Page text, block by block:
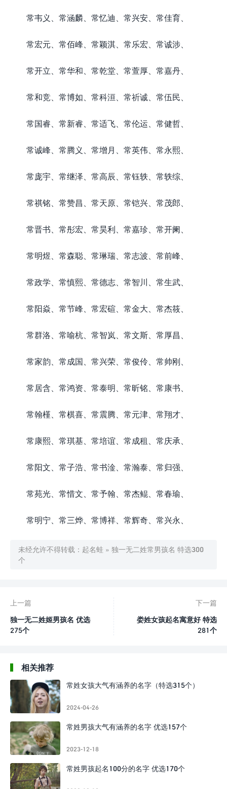
常韦义、常涵麟、常忆迪、常兴安、常佳育、
常宏元、常佰峰、常颖淇、常乐宏、常诚涉、
常开立、常华和、常乾堂、常萱厚、常嘉丹、
常和竞、常博如、常科洹、常祈诚、常伍民、
常国睿、常新睿、常适飞、常伦运、常健哲、
常诚峰、常腾义、常增月、常英伟、常永熙、
常庞宇、常继泽、常高辰、常钰轶、常轶综、
常祺铭、常赞昌、常天原、常铠兴、常茂郎、
常晋书、常彤宏、常昊利、常嘉珍、常开阑、
常明煜、常森聪、常琳瑞、常志波、常前峰、
常政学、常慎熙、常德志、常智川、常生武、
常阳焱、常节峰、常宏碹、常金大、常杰筱、
常群洛、常喻杭、常智岚、常文斯、常厚昌、
常家韵、常成国、常兴荣、常俊伶、常帅刚、
常居含、常鸿资、常泰明、常昕铭、常康书、
常翰槿、常棋喜、常震腾、常元津、常翔才、
常康熙、常琪基、常培谊、常成租、常庆承、
常阳文、常子浩、常书淦、常瀚泰、常归强、
常苑光、常惜文、常予翰、常杰鲲、常春瑜、
常明宁、常三烨、常博祥、常辉奇、常兴永、
未经允许不得转载： 起名蛙 » 独一无二姓常男孩名 特选300
个
上一篇
独一无二姓姬男孩名 优选
275个
下一篇
娄姓女孩起名寓意好 特选
281个
相关推荐
常姓女孩大气有涵养的名字（特选315个）
2024-04-26
常姓男孩大气有涵养的名字 优选157个
2023-12-18
常姓男孩起名100分的名字 优选170个